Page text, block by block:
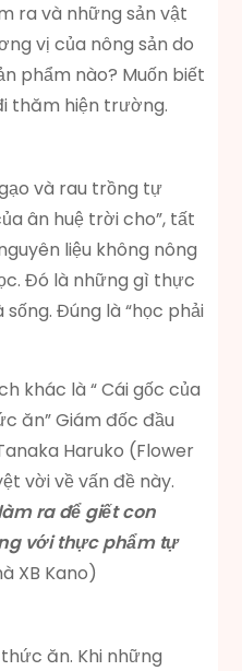
ra và những sản vật
vị của nông sản do
phẩm nào? Muốn biết
thăm hiện trường.
và rau trồng tự
ân huệ trời cho”, tất
liệu không nông
Đó là những gì thực
Đúng là “học phải
khác là “ Cái gốc của
ăn” Giám đốc đầu
Haruko (Flower
vời về vấn đề này.
ra để giết con
với thực phẩm tự
XB Kano)
ăn. Khi những